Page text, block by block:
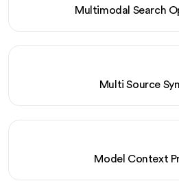
Multimodal Search
Multi Source
Model Context